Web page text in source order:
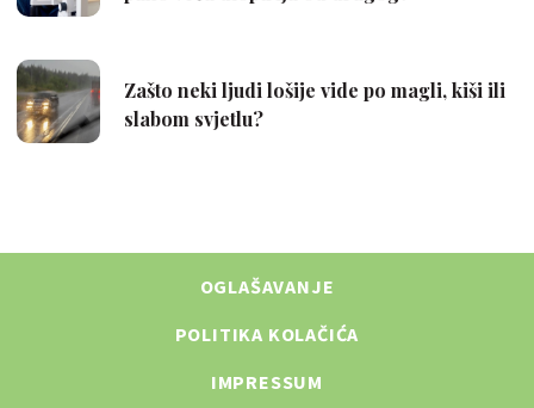
OGLAŠAVANJE
POLITIKA KOLAČIĆA
IMPRESSUM